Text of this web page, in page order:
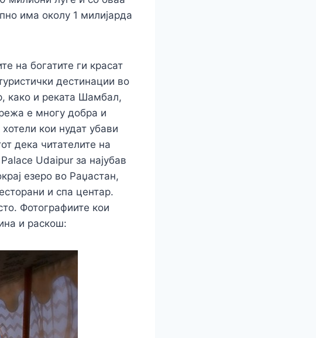
има околу 1 милијарда
на богатите ги красат
дестинации во
како и реката Шамбал,
е многу добра и
кои нудат убави
дека читателите на
Udaipur за најубав
езеро во Раџастан,
и спа центар.
Фотографиите кои
и раскош: